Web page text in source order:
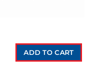
ADD TO CART